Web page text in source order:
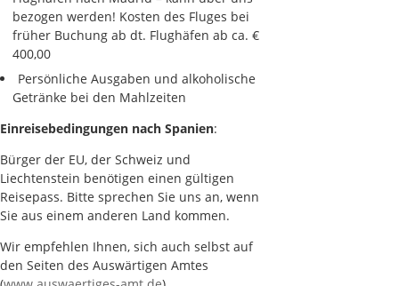
bezogen werden! Kosten des Fluges bei
früher Buchung ab dt. Flughäfen ab ca. €
400,00
Persönliche Ausgaben und alkoholische
Getränke bei den Mahlzeiten
Einreisebedingungen nach Spanien:
Bürger der EU, der Schweiz und
Liechtenstein benötigen einen gültigen
Reisepass. Bitte sprechen Sie uns an, wenn
Sie aus einem anderen Land kommen.
Wir empfehlen Ihnen, sich auch selbst auf
den Seiten des Auswärtigen Amtes